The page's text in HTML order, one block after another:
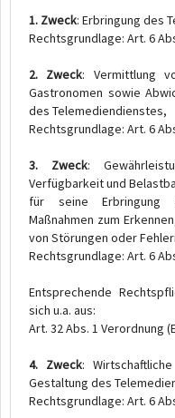
1. Zweck: Erbringung des
Rechtsgrundlage: Art. 6
2. Zweck: Vermittlung
Gastronomen sowie
des Telemediendienstes,
Rechtsgrundlage: Art. 6
3. Zweck:
Verfügbarkeit und
für seine Erbringung
Maßnahmen zum
von Störungen oder
Rechtsgrundlage: Art. 6
Entsprechende
sich u.a. aus:
Art. 32 Abs. 1 Verordnung
4. Zweck:
Gestaltung des
Rechtsgrundlage: Art. 6